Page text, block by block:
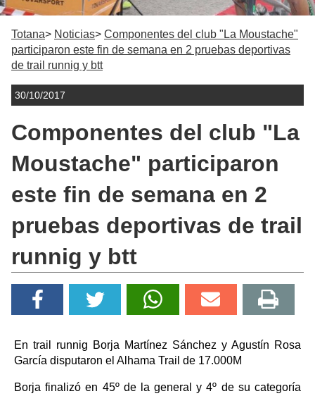
Totana Noticias
Componentes del club "La Moustache"
participaron este fin de semana en 2 pruebas deportivas
de trail runnig y btt
30/10/2017
Componentes del club "La
Moustache" participaron
este fin de semana en 2
pruebas deportivas de trail
runnig y btt
En trail runnig Borja Martínez Sánchez y Agustín Rosa
García disputaron el Alhama Trail de 17.000M
Borja finalizó en 45º de la general y 4º de su categoría